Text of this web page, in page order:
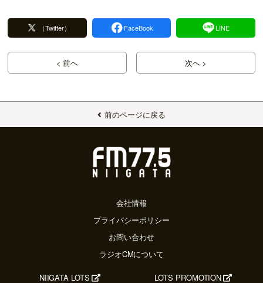
（Twitter） FaceBook LINE
< 前へ 次へ >
前のページに戻る
会社情報
プライバシーポリシー
お問い合わせ
ラジオCMについて
NIIGATA LOTS LOTS PROMOTION